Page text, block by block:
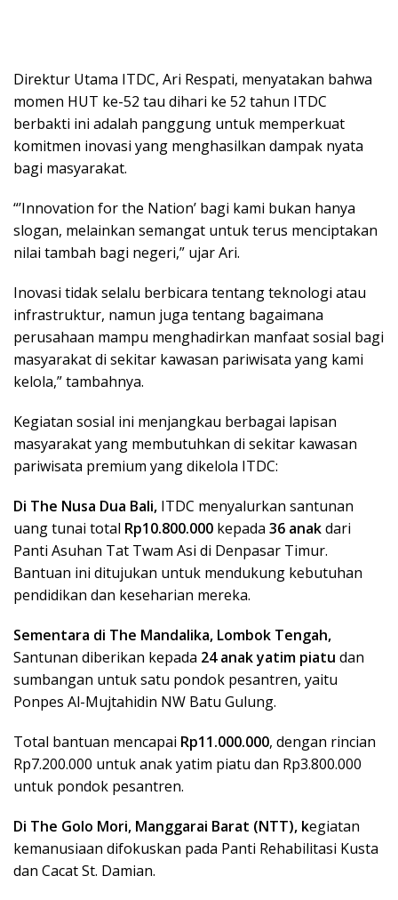
Direktur Utama ITDC, Ari Respati, menyatakan bahwa
momen HUT ke-52 tau dihari ke 52 tahun ITDC
berbakti ini adalah panggung untuk memperkuat
komitmen inovasi yang menghasilkan dampak nyata
bagi masyarakat.
“’Innovation for the Nation’ bagi kami bukan hanya
slogan, melainkan semangat untuk terus menciptakan
nilai tambah bagi negeri,” ujar Ari.
Inovasi tidak selalu berbicara tentang teknologi atau
infrastruktur, namun juga tentang bagaimana
perusahaan mampu menghadirkan manfaat sosial bagi
masyarakat di sekitar kawasan pariwisata yang kami
kelola,” tambahnya.
Kegiatan sosial ini menjangkau berbagai lapisan
masyarakat yang membutuhkan di sekitar kawasan
pariwisata premium yang dikelola ITDC:
Di The Nusa Dua Bali, ITDC menyalurkan santunan
uang tunai total Rp10.800.000 kepada 36 anakdari
Panti Asuhan Tat Twam Asi di Denpasar Timur.
Bantuan ini ditujukan untuk mendukung kebutuhan
pendidikan dan keseharian mereka.
Sementara di The Mandalika, Lombok Tengah,
Santunan diberikan kepada 24 anak yatim piatu dan
sumbangan untuk satu pondok pesantren, yaitu
Ponpes Al-Mujtahidin NW Batu Gulung.
Total bantuan mencapai Rp11.000.000, dengan rincian
Rp7.200.000 untuk anak yatim piatu dan Rp3.800.000
untuk pondok pesantren.
Di The Golo Mori, Manggarai Barat (NTT), kegiatan
kemanusiaan difokuskan pada Panti Rehabilitasi Kusta
dan Cacat St. Damian.